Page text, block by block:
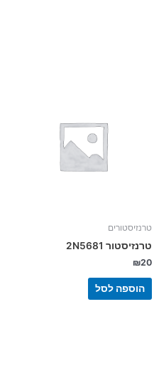
טרנזיסטורים
טרנזיסטור 2N5681
₪20
הוספה לסל